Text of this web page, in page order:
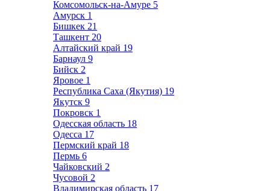
Комсомольск-на-Амуре 5
Амурск 1
Бишкек 21
Ташкент 20
Алтайский край 19
Барнаул 9
Бийск 2
Яровое 1
Республика Саха (Якутия) 19
Якутск 9
Покровск 1
Одесская область 18
Одесса 17
Пермский край 18
Пермь 6
Чайковский 2
Чусовой 2
Владимирская область 17